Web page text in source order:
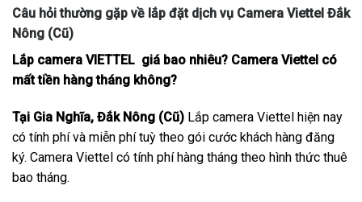
Câu hỏi thường gặp về lắp đặt dịch vụ Camera Viettel Đắk
Nông (Cũ)
Lắp camera VIETTEL giá bao nhiêu? Camera Viettel có
mất tiền hàng tháng không?
Tại Gia Nghĩa, Đắk Nông (Cũ) Lắp camera Viettel hiện nay
có tính phí và miễn phí tuỳ theo gói cước khách hàng đăng
ký. Camera Viettel có tính phí hàng tháng theo hình thức thuê
bao tháng.